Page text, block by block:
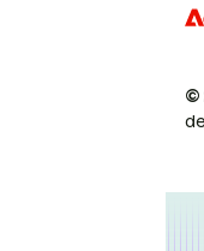
©